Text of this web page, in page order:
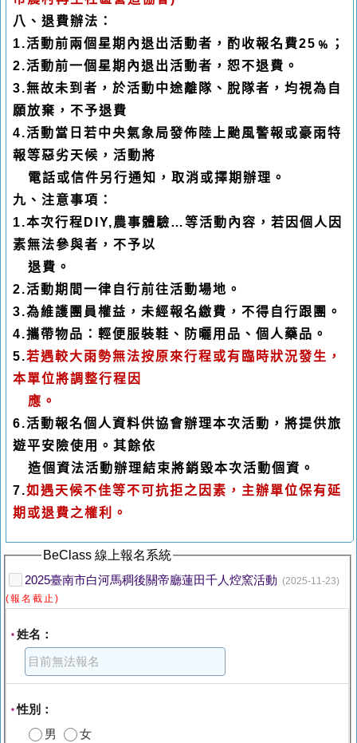
八、退費辦法：
1.活動前兩個星期內退出活動者，酌收報名費25 ﹪；
2.活動前一個星期內退出活動者，恕不退費。
3.無故未到者，於活動中途離隊、脫隊者，均視為自
願放棄，不予退費
4.活動當日若中央氣象局發佈陸上颱風警報或豪雨特
報等惡劣天候，活動將
電話或信件另行通知，取消或擇期辦理。
九、注意事項：
1.本次行程 DIY,農事體驗…等活動內容，若因個人因
素無法參與者，不予以
退費。
2.活動期間一律自行前往活動場地。
3.為維護團員權益，未經報名繳費，不得自行跟團。
4.攜帶物品：輕便服裝鞋、防曬用品、個人藥品。
5.若遇較大雨勢無法按原來行程或有臨時狀況發生，
本單位將調整行程因
應。
6.活動報名個人資料供協會辦理本次活動，將提供旅
遊平安險使用。其餘依
造個資法活動辦理結束將銷毀本次活動個資。
7.如遇天候不佳等不可抗拒之因素，主辦單位保有延
期或退費之權利。
BeClass 線上報名系統
2025臺南市白河馬稠後關帝廳蓮田千人焢窯活動 (2025-11-23)
(報名截止)
* 姓名：
*性別：
男
女